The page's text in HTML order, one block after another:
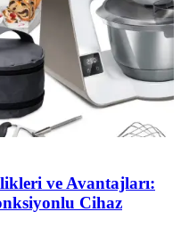
ve Avantajları:
Cihaz